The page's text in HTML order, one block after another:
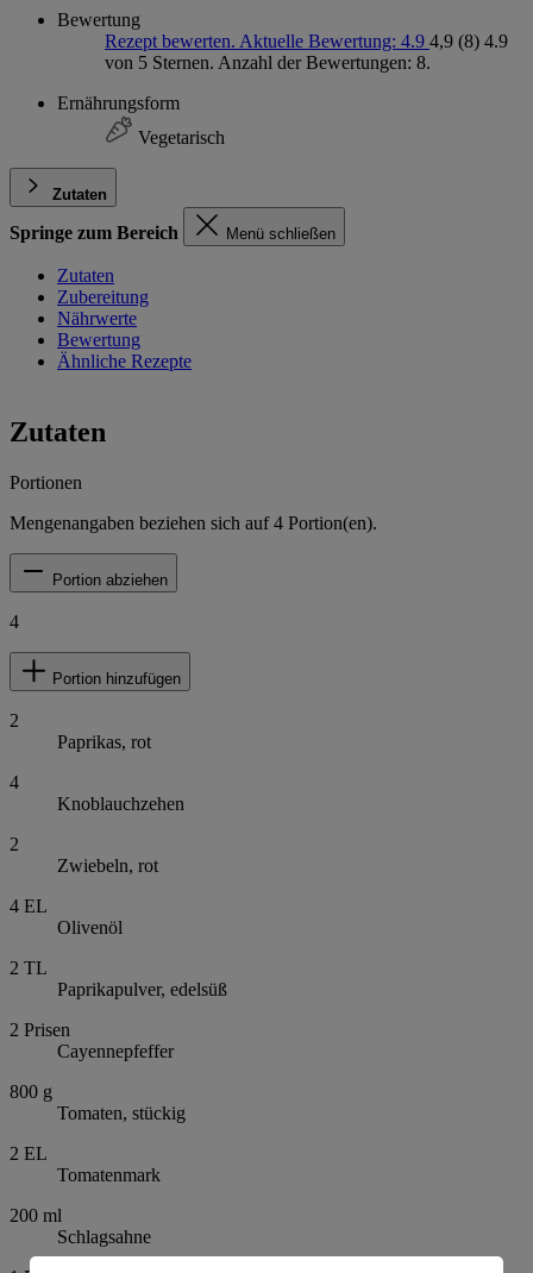
Bewertung
Rezept bewerten. Aktuelle Bewertung: 4.9 4,9 (8) 4.9
von 5 Sternen. Anzahl der Bewertungen: 8.
Ernährungsform
Vegetarisch
Zutaten
Springe zum Bereich Menü schließen
Zutaten
Zubereitung
Nährwerte
Bewertung
Ähnliche Rezepte
Zutaten
Portionen
Mengenangaben beziehen sich auf4 Portion(en).
Portion abziehen
4
Portion hinzufügen
2
Paprikas, rot
4
Knoblauchzehen
2
Zwiebeln, rot
4 EL
Olivenöl
2 TL
Paprikapulver, edelsüß
2 Prisen
Cayennepfeffer
800 g
Tomaten, stückig
2 EL
Tomatenmark
200 ml
Schlagsahne